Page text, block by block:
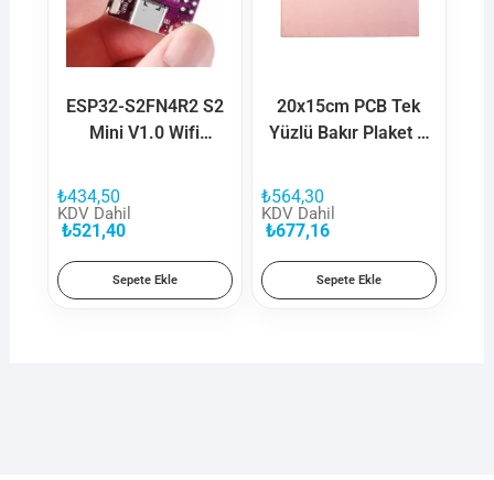
ESP32-S2FN4R2 S2
Mini V1.0 Wifi
₺434,50
KDV Dahil
₺521,40
Sepete Ekle
20x15cm PCB Tek
Yüzlü Bakır Plaket –
₺564,30
KDV Dahil
₺677,16
Sepete Ekle